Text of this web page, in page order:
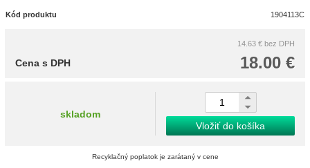
Kód produktu 1904113C
14.63 € bez DPH
18.00 €
Cena s DPH
skladom
Vložiť do košíka
Recyklačný poplatok je zarátaný v cene